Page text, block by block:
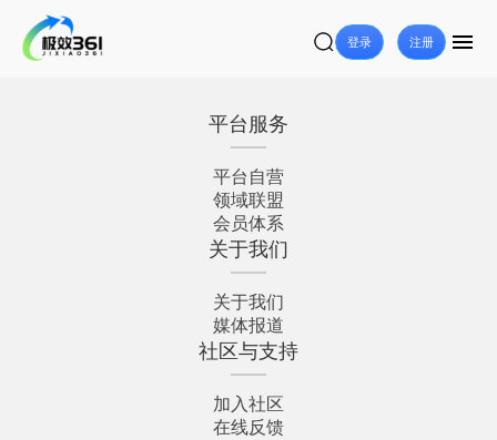
登录 注册
平台服务
平台自营
领域联盟
会员体系
关于我们
关于我们
媒体报道
社区与支持
加入社区
在线反馈